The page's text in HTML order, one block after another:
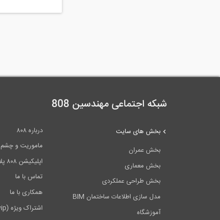
شبکه اجتماعی مهندسین 808
درباره ۸۰۸
ماموریت و چشم
اپلیکیشن ۸۰۸ پلاس
تماس با ما
همکاری با ما
اشتراک ویژه (vip)
بخش های سایت
بخش عمران
بخش معماری
بخش طراحی عملکردی
مدل سازی اطلاعات ساختمان BIM
آموزشگاه